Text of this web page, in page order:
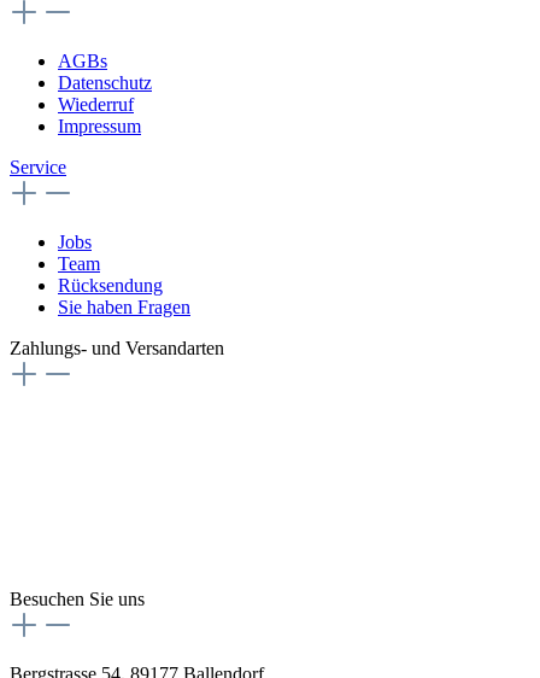
AGBs
Datenschutz
Wiederruf
Impressum
Service
Jobs
Team
Rücksendung
Sie haben Fragen
Zahlungs- und Versandarten
Besuchen Sie uns
Bergstrasse 54, 89177 Ballendorf